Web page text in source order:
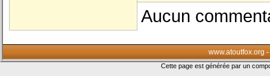
Aucun
www.atoutfox.org
Cette page est générée par un